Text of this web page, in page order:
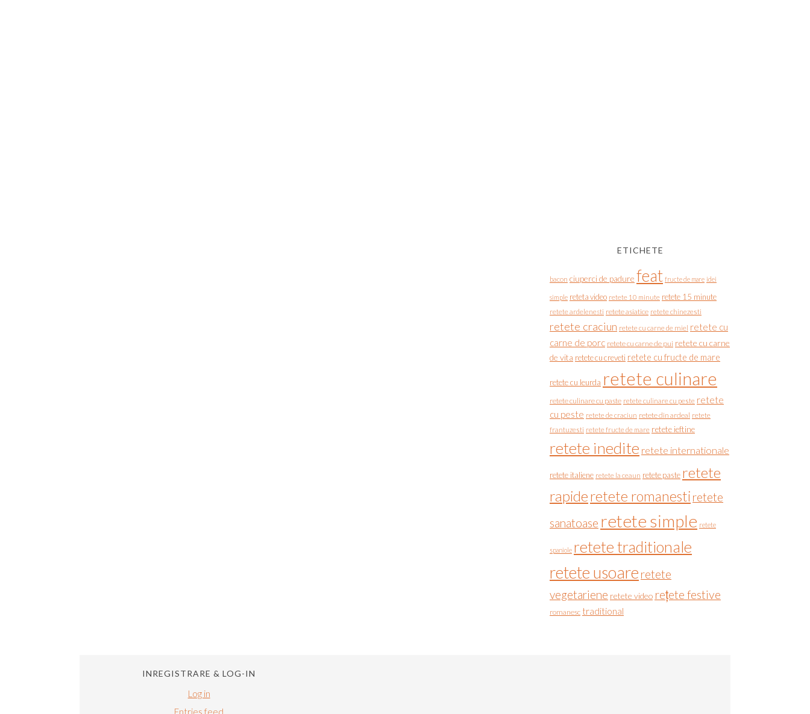
ETICHETE
bacon ciuperci de padure feat fructe de mare idei
simple reteta video retete 10 minute retete 15 minute
retete ardelenesti retete asiatice retete chinezesti
retete craciun retete cu carne de miel retete cu
carne de porc retete cu carne de pui retete cu carne
de vita retete cu creveti retete cu fructe de mare
retete cu leurda retete culinare
retete culinare cu paste retete culinare cu peste retete
cu peste retete de craciun retete din ardeal retete
frantuzesti retete fructe de mare retete ieftine
retete inedite retete internationale
retete italiene retete la ceaun retete paste retete
rapideretete romanesti retete
sanatoase retete simple retete
spaniole retete traditionale
retete usoare retete
vegetariene retete video rețete festive
romanesc traditional
INREGISTRARE & LOG-IN
Log in
Entries feed